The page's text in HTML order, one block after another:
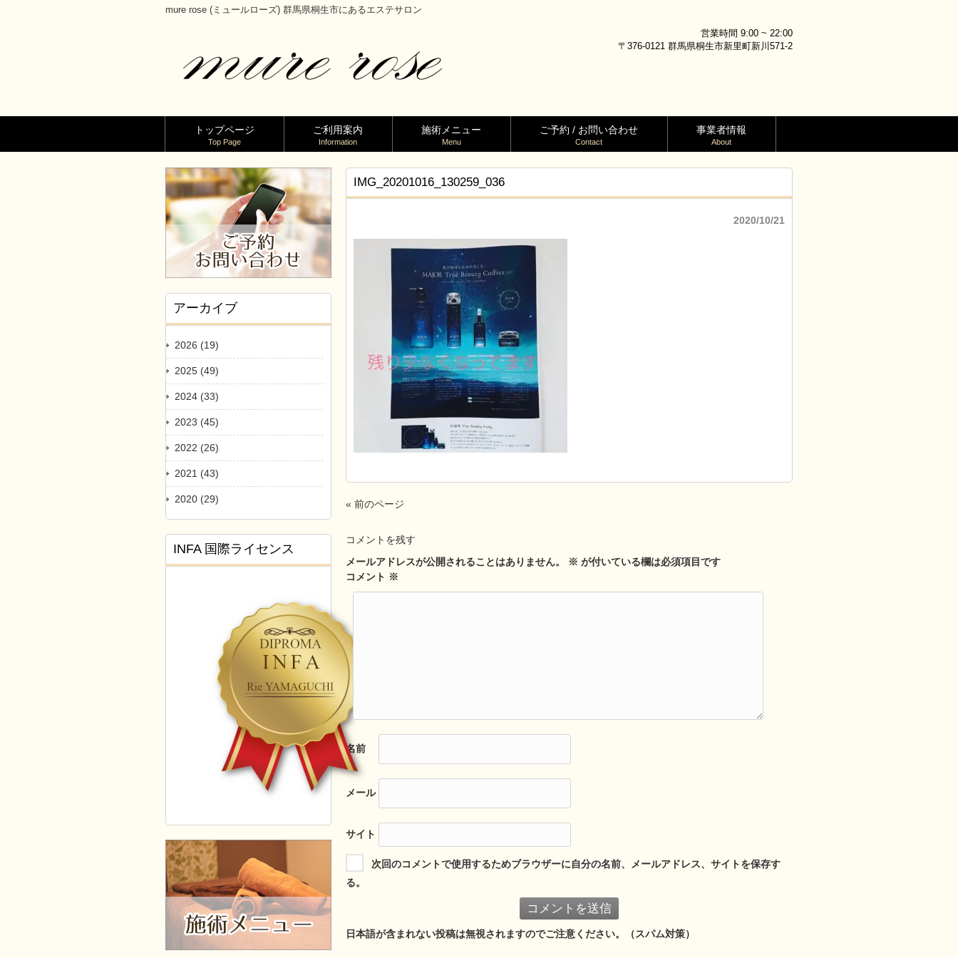
mure rose (ミュールローズ) 群馬県桐生市にあるエステサロン
営業時間 9:00 ~ 22:00
〒376-0121 群馬県桐生市新里町新川571-2
トップページ
Top Page
ご利用案内
Information
施術メニュー
Menu
ご予約 / お問い合わせ
Contact
事業者情報
About
IMG_20201016_130259_036
2020/10/21
« 前のページ
コメントを残す
メールアドレスが公開されることはありません。
※ が付いている欄は必須項目です
コメント ※
名前
メール
サイト
次回のコメントで使用するためブラウザーに自分の名前、メールアドレス、サイトを保存す
る。
日本語が含まれない投稿は無視されますのでご注意ください。（スパム対策）
アーカイブ
2026 (19)
2025 (49)
2024 (33)
2023 (45)
2022 (26)
2021 (43)
2020 (29)
INFA 国際ライセンス